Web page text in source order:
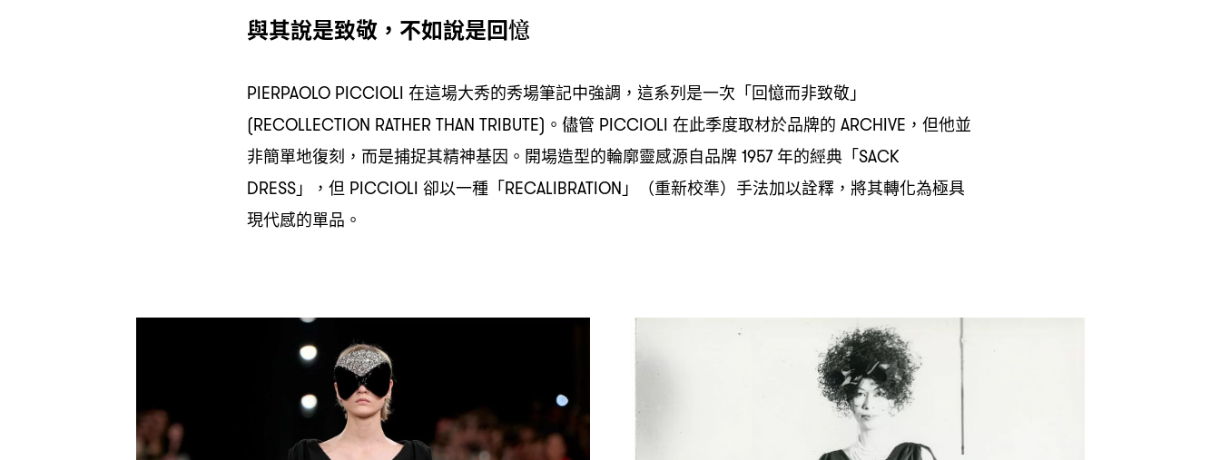
與其說是致敬 ， 不如說是回憶
PIERPAOLO PICCIOLI 在這場大秀的秀場筆記中強調 ， 這系列是一次「回憶而非致敬」
(RECOLLECTION RATHER THAN TRIBUTE) 。儘管 PICCIOLI 在此季度取材於品牌的 ARCHIVE， 但他並
非簡單地復刻 ， 而是捕捉其精神基因。開場造型的輪廓靈感源自品牌1957年的經典「SACK
DRESS」 ， 但 PICCIOLI 卻以一種「RECALIBRATION 」 （重新校準） 手法加以詮釋 ， 將其轉化為極具
現代感的單品。